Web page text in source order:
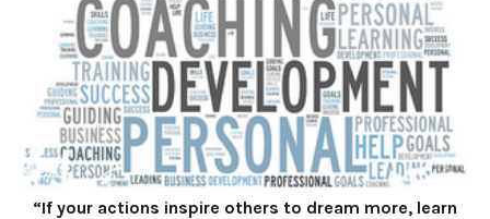
“If your actions inspire others to dream more, learn